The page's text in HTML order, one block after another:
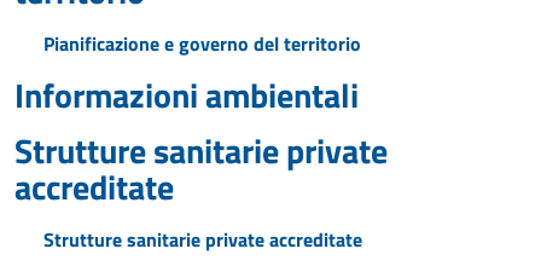
Pianificazione e governo del territorio
Informazioni ambientali
Strutture sanitarie private
accreditate
Strutture sanitarie private accreditate